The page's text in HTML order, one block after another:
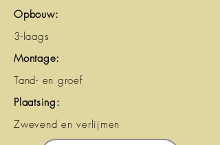
Opbouw:
3-laags
Montage:
Tand- en groef
Plaatsing:
Zwevend en verlijmen